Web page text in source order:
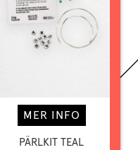
MER INFO
PÄRLKIT TEAL